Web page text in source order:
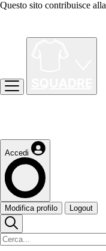
Questo sito contribuisce
Accedi
Modifica profilo Logout